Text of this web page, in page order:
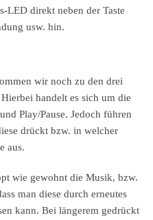
LED direkt neben der Taste
usw. hin.
wir noch zu den drei
handelt es sich um die
Play/Pause. Jedoch führen
drückt bzw. in welcher
aus.
wie gewohnt die Musik, bzw.
man diese durch erneutes
kann. Bei längerem gedrückt